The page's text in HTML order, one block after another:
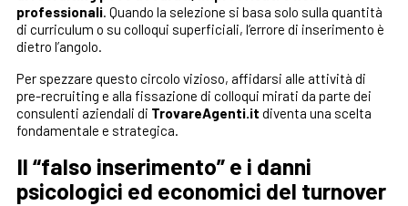
professionali. Quando la selezione si basa solo sulla quantità
di curriculum o su colloqui superficiali, l’errore di inserimento è
dietro l’angolo.
Per spezzare questo circolo vizioso, affidarsi alle attività di
pre-recruiting e alla fissazione di colloqui mirati da parte dei
consulenti aziendali di TrovareAgenti.it diventa una scelta
fondamentale e strategica.
Il “falso inserimento” e i danni
psicologici ed economici del turnover